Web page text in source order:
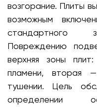
возгорание. Плиты
возможным
стандартного
Повреждению
верхняя зоны
пламени, вторая
тушении. Цель
определении